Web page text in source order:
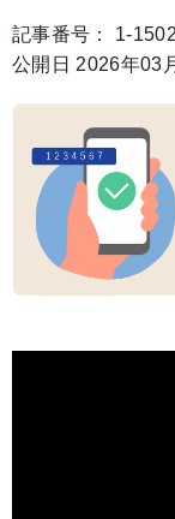
記事番号： 1-
公開日 2026年03